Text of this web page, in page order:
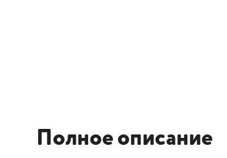
Полное описание